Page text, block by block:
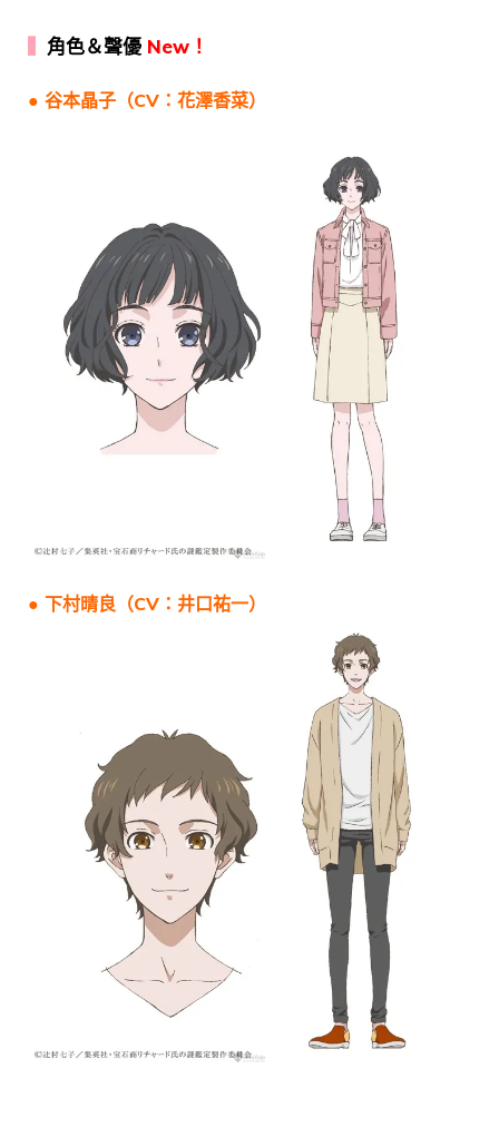
角色＆聲優 New！
● 谷本晶子（CV：花澤香菜）
● 下村晴良（CV：井口祐一）